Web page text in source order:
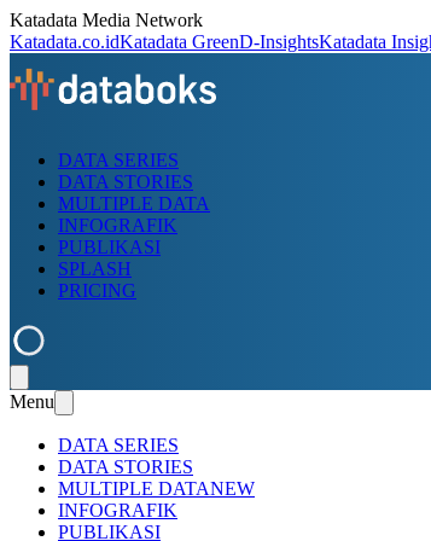
Katadata Media Network
Katadata.co.idKatadata GreenD-InsightsKatadata
DATA SERIES
DATA STORIES
MULTIPLE DATA
INFOGRAFIK
PUBLIKASI
SPLASH
PRICING
Menu
DATA SERIES
DATA STORIES
MULTIPLE DATANEW
INFOGRAFIK
PUBLIKASI